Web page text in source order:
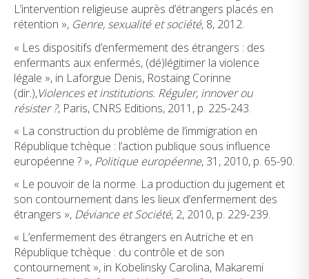
L’intervention religieuse auprès d’étrangers placés en
rétention », Genre, sexualité et société, 8, 2012.
« Les dispositifs d’enfermement des étrangers : des
enfermants aux enfermés, (dé)légitimer la violence
légale », in Laforgue Denis, Rostaing Corinne
(dir.),Violences et institutions. Réguler, innover ou
résister ?, Paris, CNRS Editions, 2011, p. 225-243.
« La construction du problème de l’immigration en
République tchèque : l’action publique sous influence
européenne ? », Politique européenne, 31, 2010, p. 65-90.
« Le pouvoir de la norme. La production du jugement et
son contournement dans les lieux d’enfermement des
étrangers », Déviance et Société, 2, 2010, p. 229-239.
« L’enfermement des étrangers en Autriche et en
République tchèque : du contrôle et de son
contournement », in Kobelinsky Carolina, Makaremi